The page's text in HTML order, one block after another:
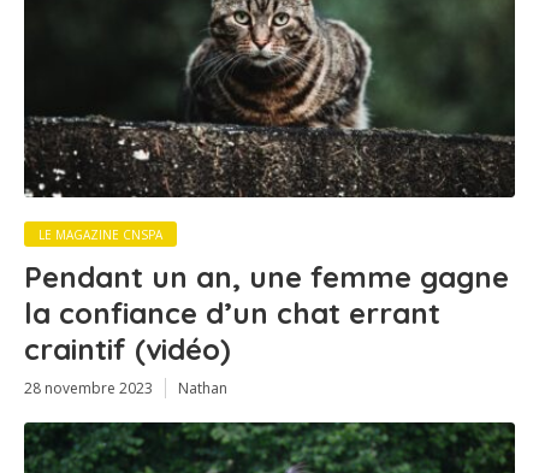
LE MAGAZINE CNSPA
Pendant un an, une femme gagne
la confiance d’un chat errant
craintif (vidéo)
28 novembre 2023 Nathan